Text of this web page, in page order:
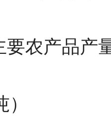
要农产品产